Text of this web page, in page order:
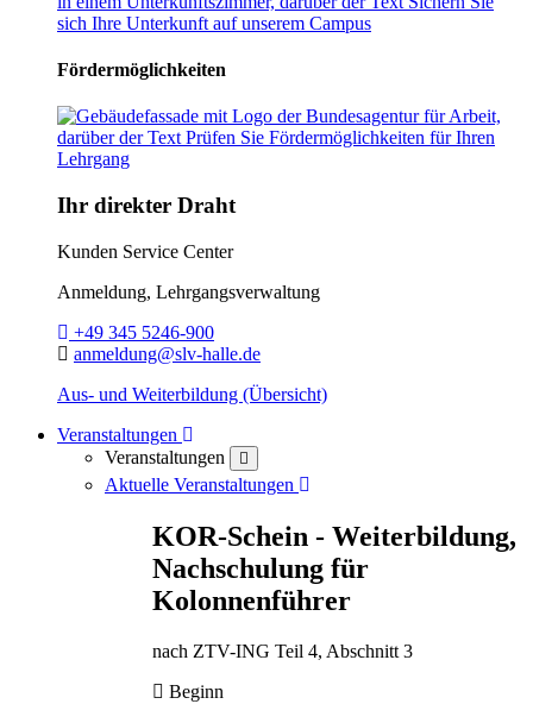
Fördermöglichkeiten
Ihr direkter Draht
Kunden Service Center
Anmeldung, Lehrgangsverwaltung
Telefon:
+49 345 5246-900
E-Mail:
anmeldung@slv-halle.de
Aus- und Weiterbildung (Übersicht)
Veranstaltungen
Veranstaltungen
Aktuelle Veranstaltungen Toggle Dropdown
KOR-Schein - Weiterbildung,
Nachschulung für
Kolonnenführer
nach ZTV-ING Teil 4, Abschnitt 3
Beginn